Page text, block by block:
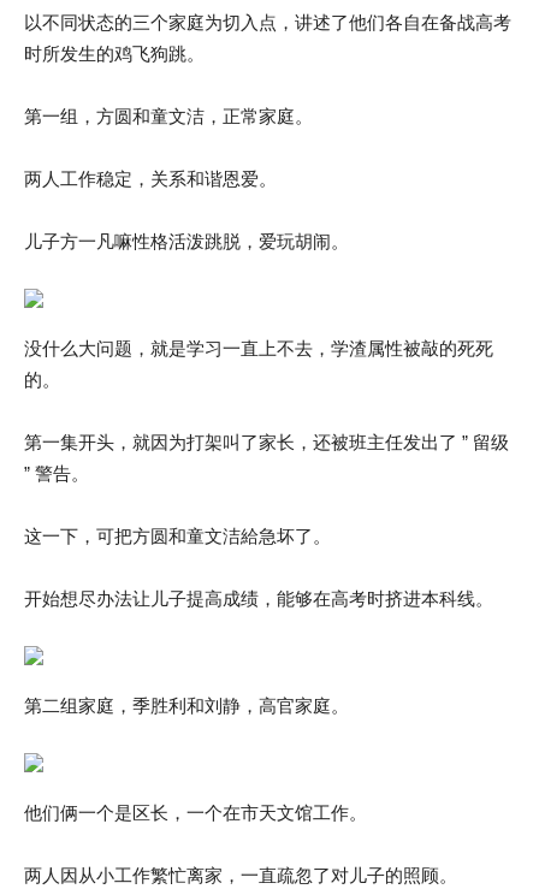
以不同状态的三个家庭为切入点，讲述了他们各自在备战高考
时所发生的鸡飞狗跳。
第一组，方圆和童文洁，正常家庭。
两人工作稳定，关系和谐恩爱。
儿子方一凡嘛性格活泼跳脱，爱玩胡闹。
没什么大问题，就是学习一直上不去，学渣属性被敲的死死
的。
第一集开头，就因为打架叫了家长，还被班主任发出了 ” 留级
” 警告。
这一下，可把方圆和童文洁給急坏了。
开始想尽办法让儿子提高成绩，能够在高考时挤进本科线。
第二组家庭，季胜利和刘静，高官家庭。
他们俩一个是区长，一个在市天文馆工作。
两人因从小工作繁忙离家，一直疏忽了对儿子的照顾。